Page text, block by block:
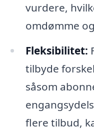
vurdere,
omdømme
Fleksibilitet:
tilbyde
såsom
flere tilbud,